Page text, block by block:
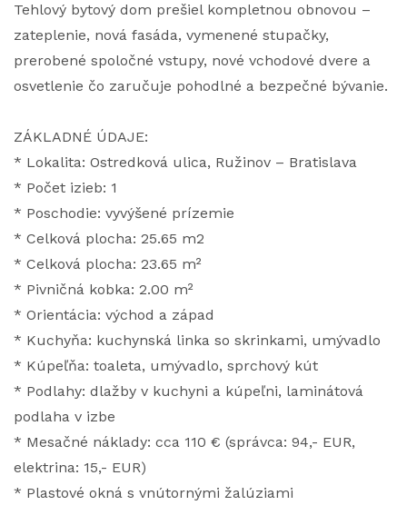
Tehlový bytový dom prešiel kompletnou obnovou –
zateplenie, nová fasáda, vymenené stupačky,
prerobené spoločné vstupy, nové vchodové dvere a
osvetlenie čo zaručuje pohodlné a bezpečné bývanie.
ZÁKLADNÉ ÚDAJE:
* Lokalita: Ostredková ulica, Ružinov – Bratislava
* Počet izieb: 1
* Poschodie: vyvýšené prízemie
* Celková plocha: 25.65 m2
* Celková plocha: 23.65 m²
* Pivničná kobka: 2.00 m²
* Orientácia: východ a západ
* Kuchyňa: kuchynská linka so skrinkami, umývadlo
* Kúpeľňa: toaleta, umývadlo, sprchový kút
* Podlahy: dlažby v kuchyni a kúpeľni, laminátová
podlaha v izbe
* Mesačné náklady: cca 110 € (správca: 94,- EUR,
elektrina: 15,- EUR)
* Plastové okná s vnútornými žalúziami